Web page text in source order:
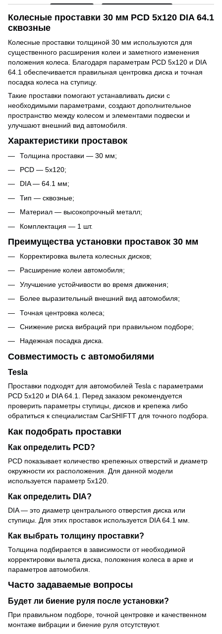
Колесные проставки 30 мм PCD 5x120 DIA 64.1
сквозные
Колесные проставки толщиной 30 мм используются для
существенного расширения колеи и заметного изменения
положения колеса. Благодаря параметрам PCD 5x120 и DIA
64.1 обеспечивается правильная центровка диска и точная
посадка колеса на ступицу.
Такие проставки помогают устанавливать диски с
необходимыми параметрами, создают дополнительное
пространство между колесом и элементами подвески и
улучшают внешний вид автомобиля.
Характеристики проставок
Толщина проставки — 30 мм;
PCD — 5x120;
DIA — 64.1 мм;
Тип — сквозные;
Материал — высокопрочный металл;
Комплектация — 1 шт.
Преимущества установки проставок 30 мм
Корректировка вылета колесных дисков;
Расширение колеи автомобиля;
Улучшение устойчивости во время движения;
Более выразительный внешний вид автомобиля;
Точная центровка колеса;
Снижение риска вибраций при правильном подборе;
Надежная посадка диска.
Совместимость с автомобилями
Tesla
Проставки подходят для автомобилей Tesla с параметрами
PCD 5x120 и DIA 64.1. Перед заказом рекомендуется
проверить параметры ступицы, дисков и крепежа либо
обратиться к специалистам CarSHIFTT для точного подбора.
Как подобрать проставки
Как определить PCD?
PCD показывает количество крепежных отверстий и диаметр
окружности их расположения. Для данной модели
используется параметр 5x120.
Как определить DIA?
DIA — это диаметр центрального отверстия диска или
ступицы. Для этих проставок используется DIA 64.1 мм.
Как выбрать толщину проставки?
Толщина подбирается в зависимости от необходимой
корректировки вылета диска, положения колеса в арке и
параметров автомобиля.
Часто задаваемые вопросы
Будет ли биение руля после установки?
При правильном подборе, точной центровке и качественном
монтаже вибрации и биение руля отсутствуют.